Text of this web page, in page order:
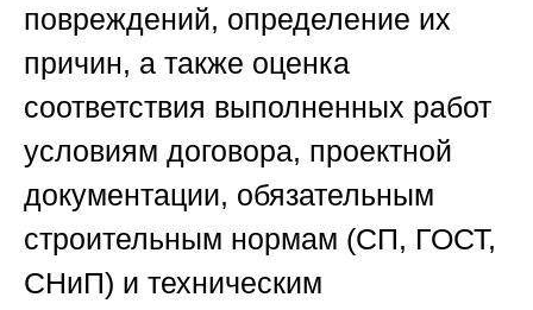
повреждений, определение их
причин, а также оценка
соответствия выполненных работ
условиям договора, проектной
документации, обязательным
строительным нормам (СП, ГОСТ,
СНиП) и техническим